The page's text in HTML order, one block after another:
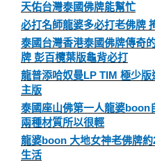
天佑台灣泰國佛牌能幫忙
必打名師龍婆多必打老佛牌
泰國台灣香港泰國佛牌傳奇
牌 彭百欖葉版龜背必打
龍普添哈奴曼LP TIM 極少
主版
泰國座山佛第一人龍婆boon
兩種材質所以很輕
龍婆boon 大地女神老佛牌
生活